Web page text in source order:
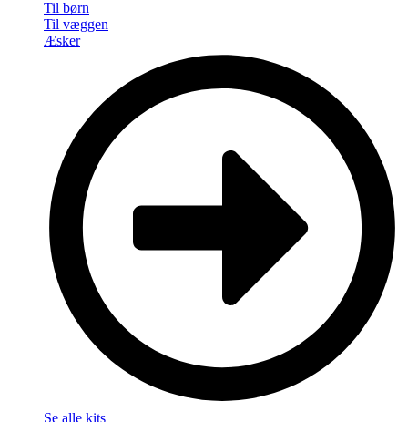
Til børn
Til væggen
Æsker
Se alle kits